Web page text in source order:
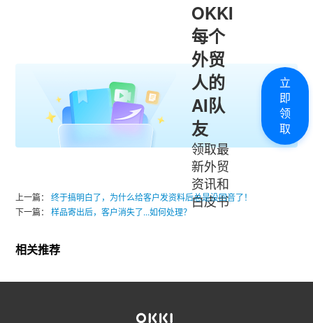
OKKI
每个
外贸
人的
AI队
友
领取最
新外贸
资讯和
白皮书
立
即
领
取
上一篇：终于搞明白了，为什么给客户发资料后总是没回音了！
下一篇：
样品寄出后，客户消失了...如何处理？
相关推荐